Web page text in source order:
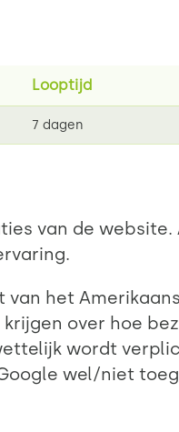
Looptijd
7 dagen
van de website.
het
over hoe
wordt
wel/niet